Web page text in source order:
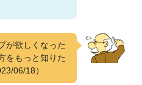
が欲しくなった
をもっと知りた
06/18）